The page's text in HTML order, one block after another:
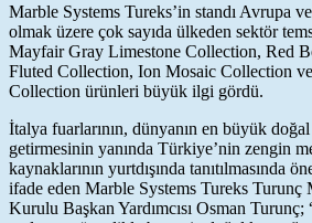
Marble Systems Tureks’in standı Avrupa
olmak üzere çok sayıda ülkeden sektör
Mayfair Gray Limestone Collection, Red
Fluted Collection, Ion Mosaic Collection
Collection ürünleri büyük ilgi gördü.
İtalya fuarlarının, dünyanın en büyük
getirmesinin yanında Türkiye’nin zengin
kaynaklarının yurtdışında tanıtılmasında
ifade eden Marble Systems Tureks
Kurulu Başkan Yardımcısı Osman